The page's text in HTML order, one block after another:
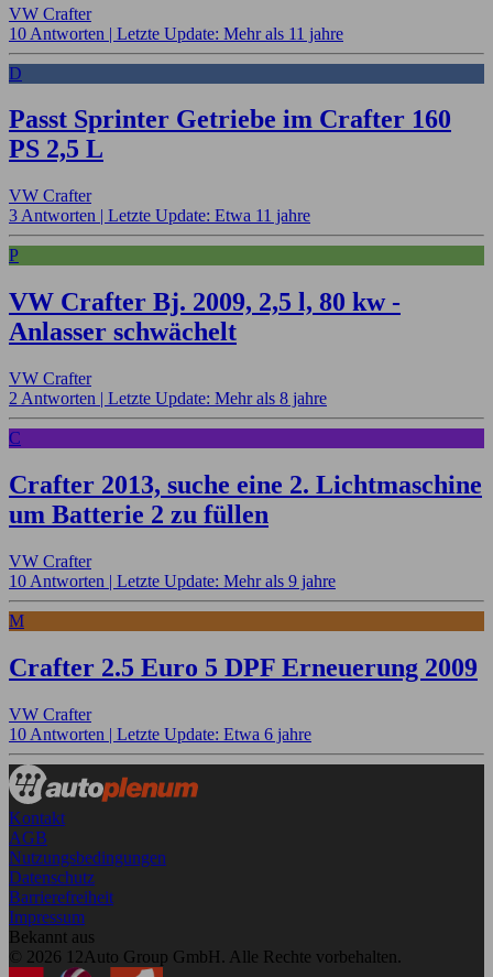
VW Crafter
10 Antworten | Letzte Update: Mehr als 11 jahre
D
Passt Sprinter Getriebe im Crafter 160
PS 2,5 L
VW Crafter
3 Antworten | Letzte Update: Etwa 11 jahre
P
VW Crafter Bj. 2009, 2,5 l, 80 kw -
Anlasser schwächelt
VW Crafter
2 Antworten | Letzte Update: Mehr als 8 jahre
C
Crafter 2013, suche eine 2. Lichtmaschine
um Batterie 2 zu füllen
VW Crafter
10 Antworten | Letzte Update: Mehr als 9 jahre
M
Crafter 2.5 Euro 5 DPF Erneuerung 2009
VW Crafter
10 Antworten | Letzte Update: Etwa 6 jahre
Kontakt
AGB
Nutzungsbedingungen
Datenschutz
Barrierefreiheit
Impressum
Bekannt aus
© 2026 12Auto Group GmbH. Alle Rechte vorbehalten.